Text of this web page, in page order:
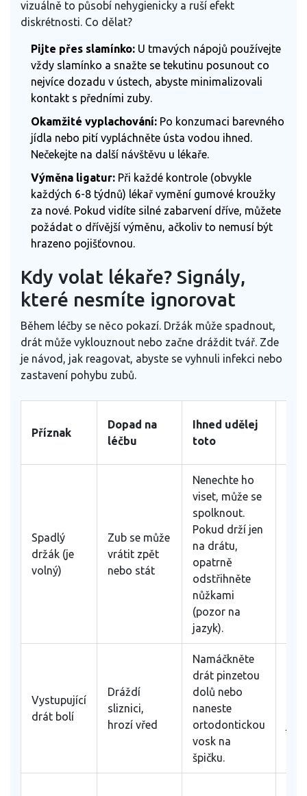
vizuálně to působí nehygienicky a ruší efekt
diskrétnosti. Co dělat?
Pijte přes slamínko: U tmavých nápojů používejte
vždy slamínko a snažte se tekutinu posunout co
nejvíce dozadu v ústech, abyste minimalizovali
kontakt s předními zuby.
Okamžité vyplachování: Po konzumaci barevného
jídla nebo pití vypláchněte ústa vodou ihned.
Nečekejte na další návštěvu u lékaře.
Výměna ligatur: Při každé kontrole (obvykle
každých 6-8 týdnů) lékař vymění gumové kroužky
za nové. Pokud vidíte silné zabarvení dříve, můžete
požádat o dřívější výměnu, ačkoliv to nemusí být
hrazeno pojišťovnou.
Kdy volat lékaře? Signály,
které nesmíte ignorovat
Během léčby se něco pokazí. Držák může spadnout,
drát může vyklouznout nebo začne dráždit tvář. Zde
je návod, jak reagovat, abyste se vyhnuli infekci nebo
zastavení pohybu zubů.
Příznak
Dopad na
léčbu
Ihned udělej
toto
Spadlý
držák (je
volný)
Zub se může
vrátit zpět
nebo stát
Nenechte ho
viset, může se
spolknout.
Pokud drží jen
na drátu,
opatrně
odstřihněte
nůžkami
(pozor na
jazyk).
Vystupující
drát bolí
Dráždí
sliznici,
hrozí vřed
Namáčkněte
drát pinzetou
dolů nebo
naneste
ortodontickou
vosk na
špičku.